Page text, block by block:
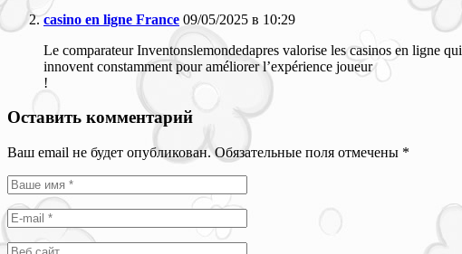
casino en ligne France 09/05/2025 в 10:29
Le comparateur Inventonslemondedapres valorise les casinos en ligne qui
innovent constamment pour améliorer l’expérience joueur
!
Оставить комментарий
Ваш email не будет опубликован. Обязательные поля отмечены *